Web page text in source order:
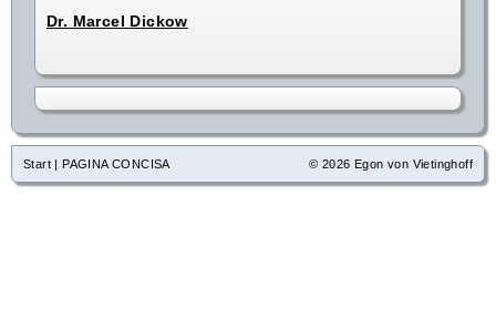
Dr. Marcel Dickow
Start PAGINA CONCISA © 2026 Egon von Vietinghoff